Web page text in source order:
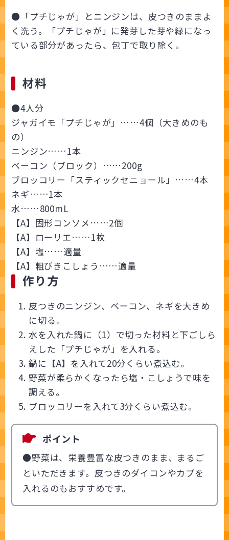
●「プチじゃが」とニンジンは、皮つきのままよ
く洗う。「プチじゃが」に発芽した芽や緑になっ
ている部分があったら、包丁で取り除く。
材料
●4人分
ジャガイモ「プチじゃが」……4個（大きめのも
の）
ニンジン……1本
ベーコン（ブロック）……200g
ブロッコリー「スティックセニョール」……4本
ネギ……1本
水……800mL
【A】固形コンソメ……2個
【A】ローリエ……1枚
【A】塩……適量
【A】粗びきこしょう……適量
作り方
皮つきのニンジン、ベーコン、ネギを大きめ
に切る。
水を入れた鍋に（1）で切った材料と下ごしら
えした「プチじゃが」を入れる。
鍋に【A】を入れて20分くらい煮込む。
野菜が柔らかくなったら塩・こしょうで味を
調える。
ブロッコリーを入れて3分くらい煮込む。
ポイント
●野菜は、栄養豊富な皮つきのまま、まるご
といただきます。皮つきのダイコンやカブを
入れるのもおすすめです。